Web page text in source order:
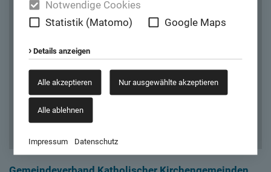
Notwendige Cookies
Statistik (Matomo)
Google Maps
Details anzeigen
Alle akzeptieren Nur ausgewählte akzeptieren
Alle ablehnen
Impressum Datenschutz
Google Maps
müssen wir eine Verbindung zu den Servern von Google Maps
aufbauen. Außerdem werden dadurch auch Google Web Fonts von
den Servern von Google geladen.
Ausgewählte akzeptieren